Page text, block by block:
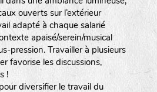
ouverts sur l’extérieur
adapté à chaque salarié
apaisé/serein/musical
pression. Travailler à plusieurs
favorise les discussions,
!
diversifier le travail du